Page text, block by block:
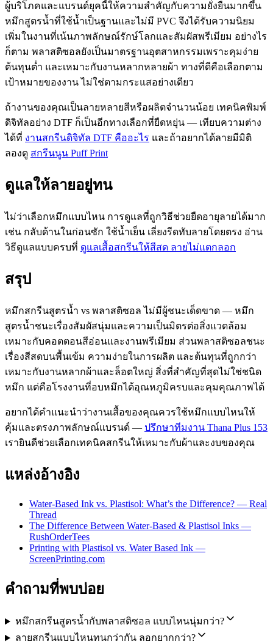
ผู้บริโภคและแบรนด์ยุคนี้ให้ความสำคัญกับความยั่งยืนมากขึ้น
หมึกสูตรน้ำที่ใช้น้ำเป็นฐานและไม่มี PVC จึงได้รับความนิยม
เพิ่มในงานที่เน้นภาพลักษณ์รักษ์โลกและสัมผัสพรีเมียม อย่างไร
ก็ตาม พลาสติซอลยังเป็นมาตรฐานอุตสาหกรรมเพราะคุมง่าย
ต้นทุนต่ำ และเหมาะกับงานหลากหลายผ้า ทางที่ดีคือเลือกตาม
เป้าหมายของงาน ไม่ใช่ตามกระแสอย่างเดียว
ถ้างานของคุณเป็นลายหลายสีหรือผลิตจำนวนน้อย เทคนิคพิมพ์
ดิจิทัลอย่าง DTF ก็เป็นอีกทางเลือกที่ยืดหยุ่น — เทียบความต่าง
ได้ที่ งานสกรีนดิจิทัล DTF คืออะไร และถ้าอยากได้ลายมีมิติ
ลองดู สกรีนนูน Puff Print
ดูแลให้ลายอยู่ทน
ไม่ว่าเลือกหมึกแบบไหน การดูแลที่ถูกวิธีช่วยยืดอายุลายได้มาก
เช่น กลับด้านในก่อนซัก ใช้น้ำเย็น เลี่ยงรีดทับลายโดยตรง อ่าน
วิธีดูแลแบบครบที่ ดูแลเสื้อสกรีนให้สีสด ลายไม่แตกลอก
สรุป
หมึกสกรีนสูตรน้ำ vs พลาสติซอล ไม่มีผู้ชนะเด็ดขาด — หมึก
สูตรน้ำชนะเรื่องสัมผัสนุ่มและความเป็นมิตรต่อสิ่งแวดล้อม
เหมาะกับคอตตอนสีอ่อนและงานพรีเมียม ส่วนพลาสติซอลชนะ
เรื่องสีสดบนพื้นเข้ม ความง่ายในการผลิต และต้นทุนที่ถูกกว่า
เหมาะกับงานหลากผ้าและล็อตใหญ่ สิ่งที่สำคัญที่สุดไม่ใช่ชนิด
หมึก แต่คือโรงงานที่อบหมึกได้อุณหภูมิครบและคุมคุณภาพได้
อยากได้คำแนะนำว่างานเสื้อของคุณควรใช้หมึกแบบไหนให้
คุ้มและตรงภาพลักษณ์แบรนด์ — ปรึกษาทีมงาน Thana Plus 153
เรายินดีช่วยเลือกเทคนิคสกรีนให้เหมาะกับผ้าและงบของคุณ
แหล่งอ้างอิง
Water-Based Ink vs. Plastisol: What’s the Difference? — Real
Thread
The Difference Between Water-Based & Plastisol Inks —
RushOrderTees
Printing with Plastisol vs. Water Based Ink —
ScreenPrinting.com
คำถามที่พบบ่อย
หมึกสกรีนสูตรน้ำกับพลาสติซอล แบบไหนนุ่มกว่า?
ลายสกรีนแบบไหนทนกว่ากัน ลอกยากกว่า?